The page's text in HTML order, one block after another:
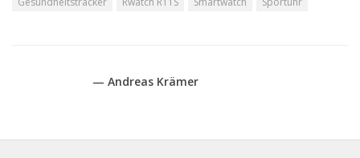
— Andreas Krämer